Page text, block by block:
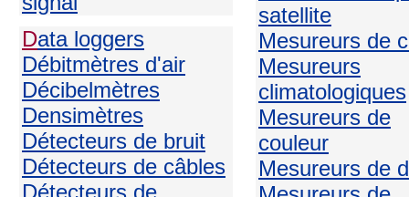
Data loggers
Débitmètres d'air
Décibelmètres
Densimètres
Détecteurs de bruit
Détecteurs de câbles
Détecteurs de
satellite
Mesureurs de
Mesureurs
climatologiques
Mesureurs de
couleur
Mesureurs de